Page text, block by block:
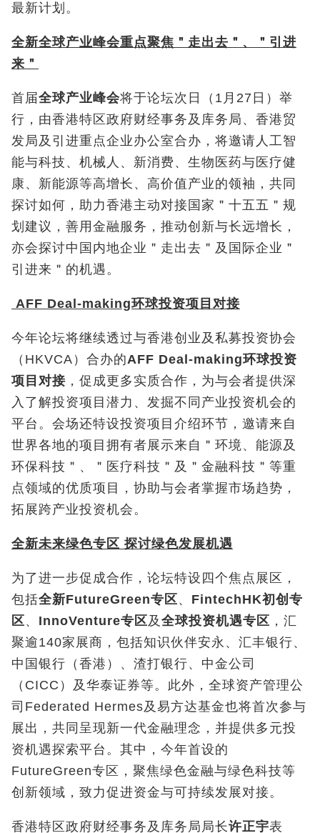
最新计划。
全新全球产业峰会重点聚焦＂走出去＂、＂引进
来＂
首届全球产业峰会将于论坛次日（1月27日）举
行，由香港特区政府财经事务及库务局、香港贸
发局及引进重点企业办公室合办，将邀请人工智
能与科技、机械人、新消费、生物医药与医疗健
康、新能源等高增长、高价值产业的领袖，共同
探讨如何，助力香港主动对接国家＂十五五＂规
划建议，善用金融服务，推动创新与长远增长，
亦会探讨中国内地企业＂走出去＂及国际企业＂
引进来＂的机遇。
AFF Deal-making环球投资项目对接
今年论坛将继续透过与香港创业及私募投资协会
（HKVCA）合办的AFF Deal-making环球投资
项目对接 ，促成更多实质合作，为与会者提供深
入了解投资项目潜力、发掘不同产业投资机会的
平台。会场还特设投资项目介绍环节，邀请来自
世界各地的项目拥有者展示来自＂环境、能源及
环保科技＂、＂医疗科技＂及＂金融科技＂等重
点领域的优质项目，协助与会者掌握市场趋势，
拓展跨产业投资机会。
全新未来绿色专区 探讨绿色发展机遇
为了进一步促成合作，论坛特设四个焦点展区，
包括全新FutureGreen专区、 FintechHK初创专
区、 InnoVenture专区及 全球投资机遇专区 ，汇
聚逾140家展商，包括知识伙伴安永、汇丰银行、
中国银行（香港）、渣打银行、中金公司
（CICC）及华泰证券等。此外，全球资产管理公
司Federated Hermes及易方达基金也将首次参与
展出，共同呈现新一代金融理念，并提供多元投
资机遇探索平台。其中，今年首设的
FutureGreen专区，聚焦绿色金融与绿色科技等
创新领域，致力促进资金与可持续发展对接。
香港特区政府财经事务及库务局局长许正宇表